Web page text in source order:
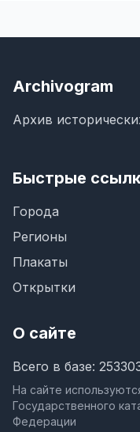
Archivogram
Архив
Быстрые
Города
Регионы
Плакаты
Открытки
О сайте
Всего в базе:
На сайте
Государственного
Федерации